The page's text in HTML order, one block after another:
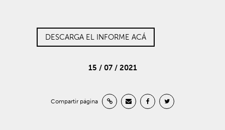
DESCARGA EL INFORME ACÁ
15 / 07 / 2021
Compartir página